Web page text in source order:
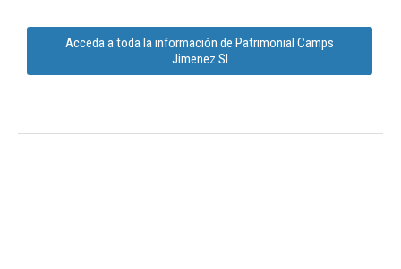
Acceda a toda la información de Patrimonial Camps
Jimenez Sl